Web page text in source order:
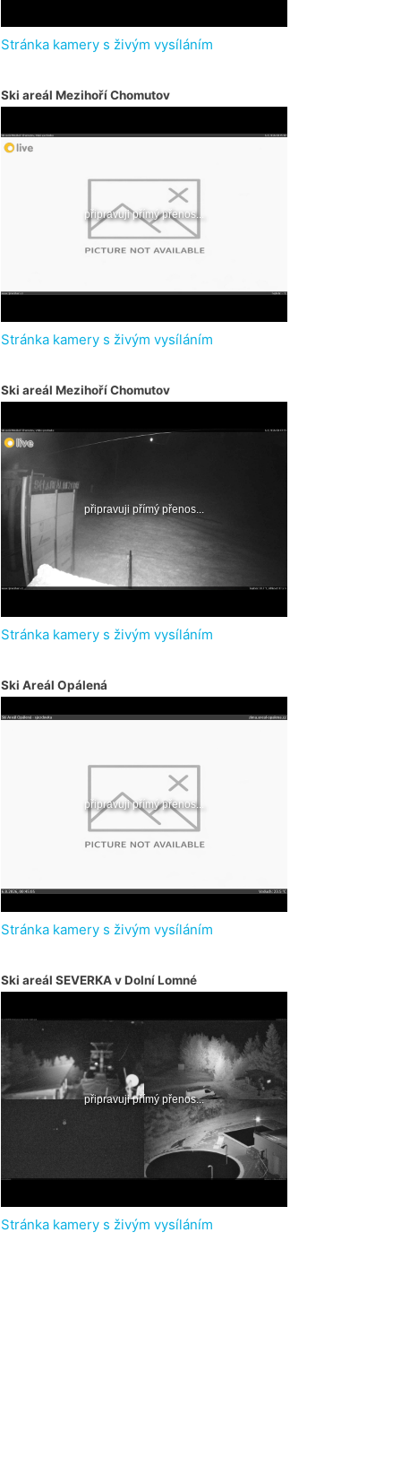
Stránka kamery s živým vysíláním
Ski areál Mezihoří Chomutov
Stránka kamery s živým vysíláním
Ski areál Mezihoří Chomutov
Stránka kamery s živým vysíláním
Ski Areál Opálená
Stránka kamery s živým vysíláním
Ski areál SEVERKA v Dolní Lomné
Stránka kamery s živým vysíláním